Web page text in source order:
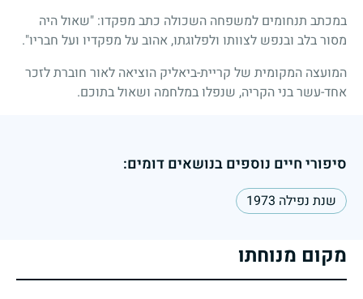
במכתב תנחומים למשפחה השכולה כתב מפקדו: "שאול היה
מסור בלב ובנפש לצוותו ולפלוגתו, אהוב על מפקדיו ועל חבריו".
המועצה המקומית של קריית-ביאליק הוציאה לאור חוברת לזכר
אחד-עשר בני הקריה, שנפלו במלחמה ושאול בתוכם.
סיפורי חיים נוספים בנושאים דומים:
שנת נפילה 1973
מקום מנוחתו